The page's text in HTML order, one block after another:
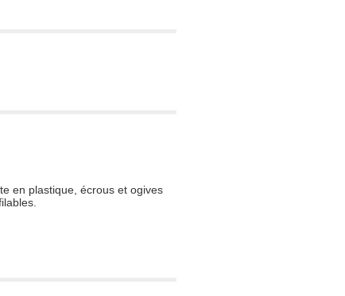
en plastique, écrous et ogives